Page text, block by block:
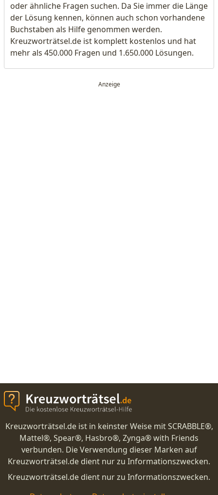
oder ähnliche Fragen suchen. Da Sie immer die Länge
der Lösung kennen, können auch schon vorhandene
Buchstaben als Hilfe genommen werden.
Kreuzworträtsel.de ist komplett kostenlos und hat
mehr als 450.000 Fragen und 1.650.000 Lösungen.
Kreuzworträtsel.de ist in keinster Weise mit SCRABBLE®,
Mattel®, Spear®, Hasbro®, Zynga® with Friends
verbunden. Die Verwendung dieser Marken auf
Kreuzworträtsel.de dient nur zu Informationszwecken.
Kreuzworträtsel.de dient nur zu Informationszwecken.